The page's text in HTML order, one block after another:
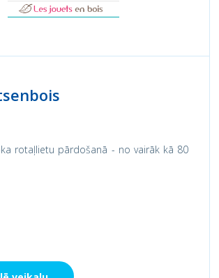
rotaļlietu pārdošanā - no vairāk kā 80